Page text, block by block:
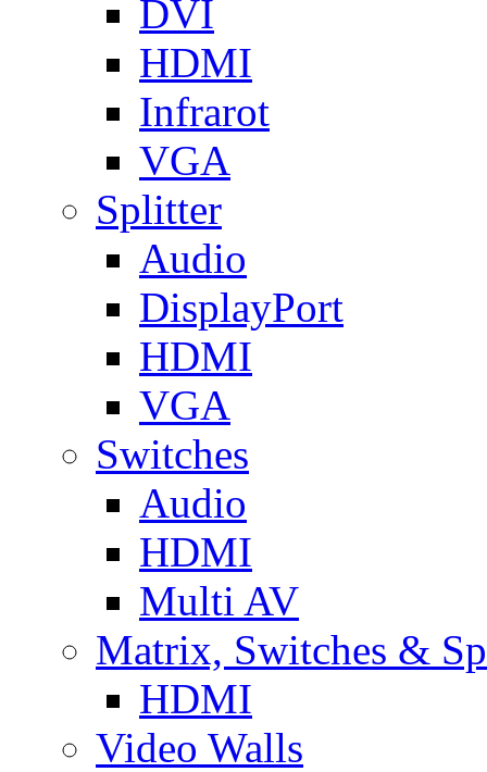
DVI
HDMI
Infrarot
VGA
Splitter
Audio
DisplayPort
HDMI
VGA
Switches
Audio
HDMI
Multi AV
Matrix, Switches &
HDMI
Video Walls